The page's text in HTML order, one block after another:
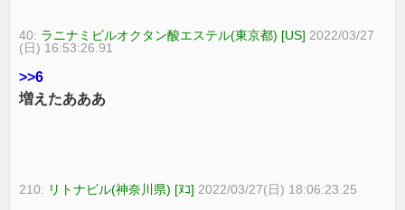
40: ラニナミビルオクタン酸エステル(東京都) [US] 2022/03/27
(日) 16:53:26.91
>>6
増えたあああ
210: リトナビル(神奈川県) [ﾇｺ] 2022/03/27(日) 18:06:23.25